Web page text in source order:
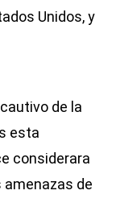
Unidos, y
de la
esta
considerara
amenazas de